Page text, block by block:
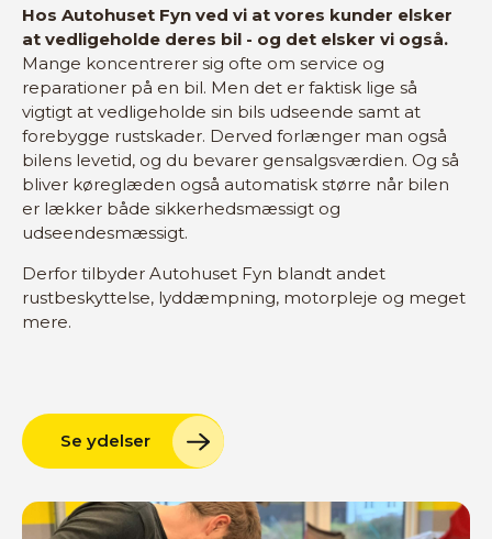
Hos Autohuset Fyn ved vi at vores kunder elsker
at vedligeholde deres bil - og det elsker vi også.
Mange koncentrerer sig ofte om service og
reparationer på en bil. Men det er faktisk lige så
vigtigt at vedligeholde sin bils udseende samt at
forebygge rustskader. Derved forlænger man også
bilens levetid, og du bevarer gensalgsværdien. Og så
bliver køreglæden også automatisk større når bilen
er lækker både sikkerhedsmæssigt og
udseendesmæssigt.
Derfor tilbyder Autohuset Fyn blandt andet
rustbeskyttelse, lyddæmpning, motorpleje og meget
mere.
Se ydelser